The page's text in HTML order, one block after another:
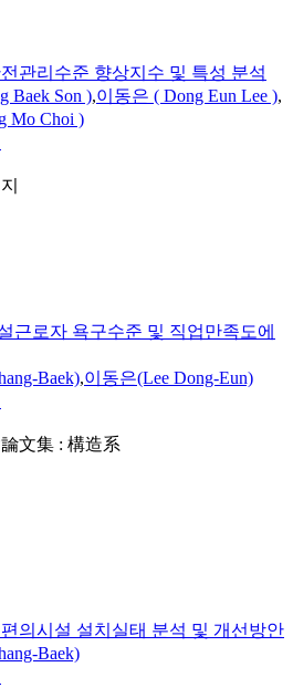
관리수준 향상지수 및 특성 분석
Baek Son ),이동은 ( Dong Eun Lee ),
Mo Choi )
근로자 욕구수준 및 직업만족도에
Baek),이동은(Lee Dong-Eun)
文集 : 構造系
의시설 설치실태 분석 및 개선방안
Baek)